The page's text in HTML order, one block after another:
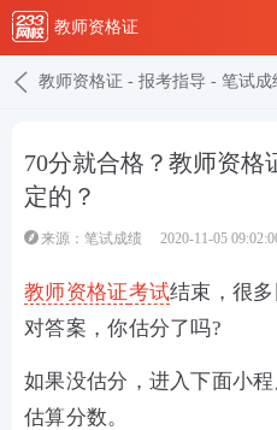
教师资格证
教师资格证 - 报考指导 - 笔试成
70分就合格？教师资格
定的？
来源： 笔试成绩 2020-11-05
教师资格证考试结束，很
对答案，你估分了吗?
如果没估分，进入下面小
估算分数。